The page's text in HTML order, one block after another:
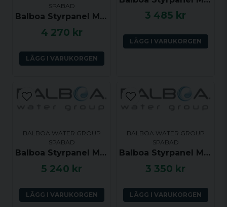
SPABAD
Balboa Styrpanel ML551 - Jets 1, Light, Mode, Jets 2, Jets 3, Jets 4, Warm, Cool - 55600
4 270 kr
LÄGG I VARUKORGEN
3 485 kr
LÄGG I VARUKORGEN
BALBOA WATER GROUP
SPABAD
Balboa Styrpanel ML550 Long Touch Panel 2 Pump with Air or P3
5 240 kr
LÄGG I VARUKORGEN
BALBOA WATER GROUP
SPABAD
Balboa Styrpanel ML260 - Jet, Aux, Temp, Light - 54270
3 350 kr
LÄGG I VARUKORGEN
Skicka fråga